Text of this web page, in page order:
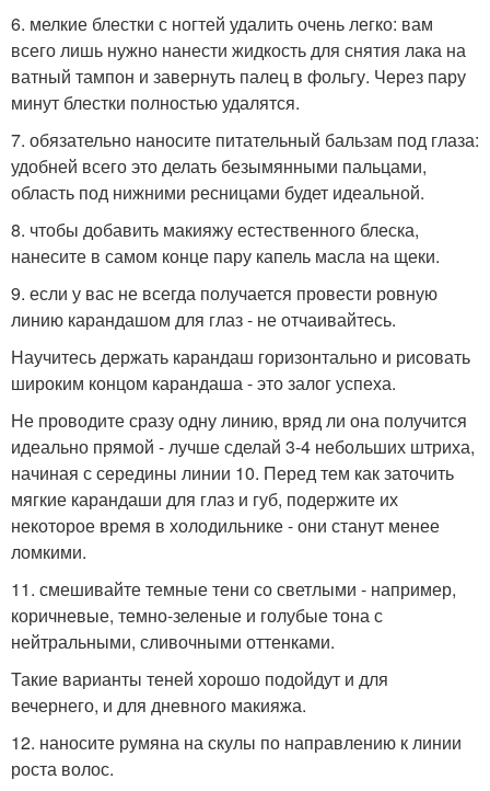
6. мелкие блестки с ногтей удалить очень легко: вам
всего лишь нужно нанести жидкость для снятия лака на
ватный тампон и завернуть палец в фольгу. Через пару
минут блестки полностью удалятся.
7. обязательно наносите питательный бальзам под глаза:
удобней всего это делать безымянными пальцами,
область под нижними ресницами будет идеальной.
8. чтобы добавить макияжу естественного блеска,
нанесите в самом конце пару капель масла на щеки.
9. если у вас не всегда получается провести ровную
линию карандашом для глаз - не отчаивайтесь.
Научитесь держать карандаш горизонтально и рисовать
широким концом карандаша - это залог успеха.
Не проводите сразу одну линию, вряд ли она получится
идеально прямой - лучше сделай 3-4 небольших штриха,
начиная с середины линии 10. Перед тем как заточить
мягкие карандаши для глаз и губ, подержите их
некоторое время в холодильнике - они станут менее
ломкими.
11. смешивайте темные тени со светлыми - например,
коричневые, темно-зеленые и голубые тона с
нейтральными, сливочными оттенками.
Такие варианты теней хорошо подойдут и для
вечернего, и для дневного макияжа.
12. наносите румяна на скулы по направлению к линии
роста волос.